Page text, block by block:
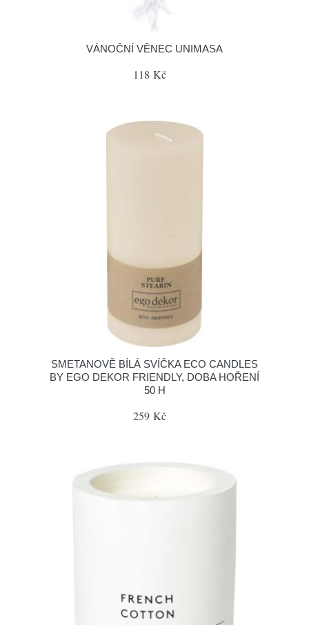
VÁNOČNÍ VĚNEC UNIMASA
118 Kč
SMETANOVĚ BÍLÁ SVÍČKA ECO CANDLES
BY EGO DEKOR FRIENDLY, DOBA HOŘENÍ
50 H
259 Kč